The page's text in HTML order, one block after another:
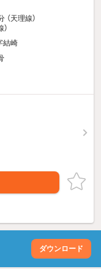
（天理線）
結崎
ダウンロード